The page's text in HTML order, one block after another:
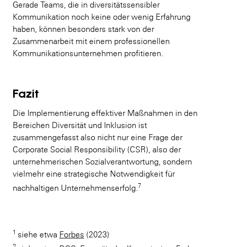
Gerade Teams, die in diversitätssensibler
Kommunikation noch keine oder wenig Erfahrung
haben, können besonders stark von der
Zusammenarbeit mit einem professionellen
Kommunikationsunternehmen profitieren.
Fazit
Die Implementierung effektiver Maßnahmen in den
Bereichen Diversität und Inklusion ist
zusammengefasst also nicht nur eine Frage der
Corporate Social Responsibility (CSR), also der
unternehmerischen Sozialverantwortung, sondern
vielmehr eine strategische Notwendigkeit für
nachhaltigen Unternehmenserfolg. 7
1 siehe etwa Forbes (2023)